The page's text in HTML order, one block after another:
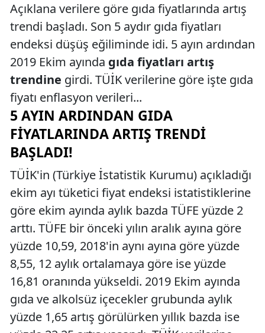
Açıklana verilere göre gıda fiyatlarında artış
trendi başladı. Son 5 aydır gıda fiyatları
endeksi düşüş eğiliminde idi. 5 ayın ardından
2019 Ekim ayında gıda fiyatları artış
trendine girdi. TÜİK verilerine göre işte gıda
fiyatı enflasyon verileri...
5 AYIN ARDINDAN GIDA
FIYATLARINDA ARTIŞ TRENDI
BAŞLADI!
TÜİK'in (Türkiye İstatistik Kurumu) açıkladığı
ekim ayı tüketici fiyat endeksi istatistiklerine
göre ekim ayında aylık bazda TÜFE yüzde 2
arttı. TÜFE bir önceki yılın aralık ayına göre
yüzde 10,59, 2018'in aynı ayına göre yüzde
8,55, 12 aylık ortalamaya göre ise yüzde
16,81 oranında yükseldi. 2019 Ekim ayında
gıda ve alkolsüz içecekler grubunda aylık
yüzde 1,65 artış görülürken yıllık bazda ise